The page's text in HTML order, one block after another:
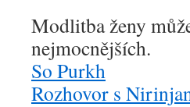
Modlitba ženy
nejmocnějších.
So Purkh
Rozhovor s